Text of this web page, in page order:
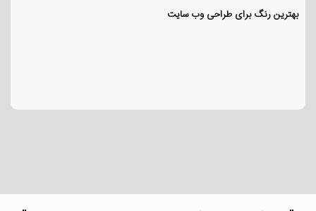
بهترین رنگ برای طراحی وب سایت